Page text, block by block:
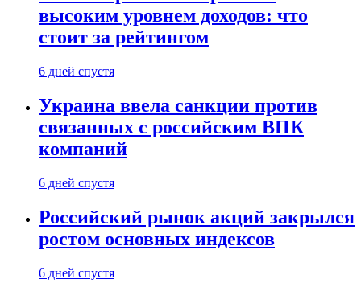
высоким уровнем доходов: что
стоит за рейтингом
6 дней спустя
Украина ввела санкции против
связанных с российским ВПК
компаний
6 дней спустя
Российский рынок акций закрылся
ростом основных индексов
6 дней спустя